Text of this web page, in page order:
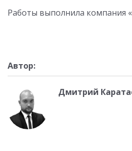
Работы выполнила компания
Автор:
Дмитрий